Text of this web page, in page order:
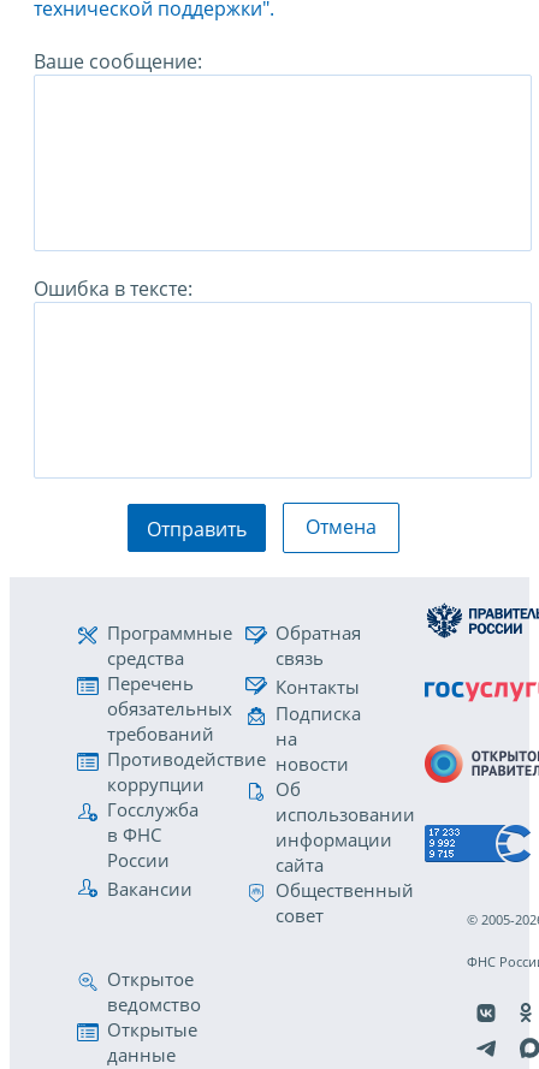
технической поддержки".
Ваше сообщение:
Ошибка в тексте:
Отправить Отмена
Программные
средства
Перечень
обязательных
требований
Противодействие
коррупции
Госслужба
в ФНС
России
Вакансии
Обратная
связь
Контакты
Подписка
на
новости
Об
использовании
информации
сайта
Общественный
совет
Открытое
ведомство
Открытые
данные
© 2005-
ФНС